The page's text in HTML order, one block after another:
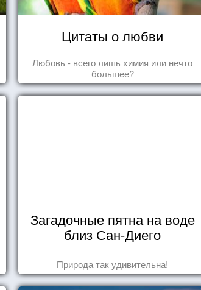
Цитаты о любви
Любовь - всего лишь химия или нечто
большее?
Загадочные пятна на воде
близ Сан-Диего
Природа так удивительна!